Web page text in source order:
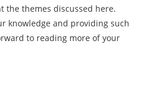
the themes discussed here.
knowledge and providing such
to reading more of your